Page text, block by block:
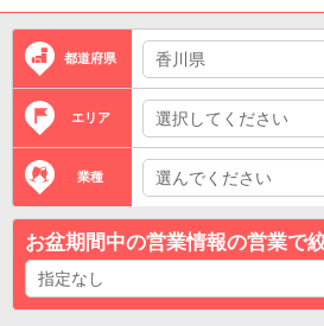
都道府県
エリア
業種
お盆期間中の営業情報の営業で